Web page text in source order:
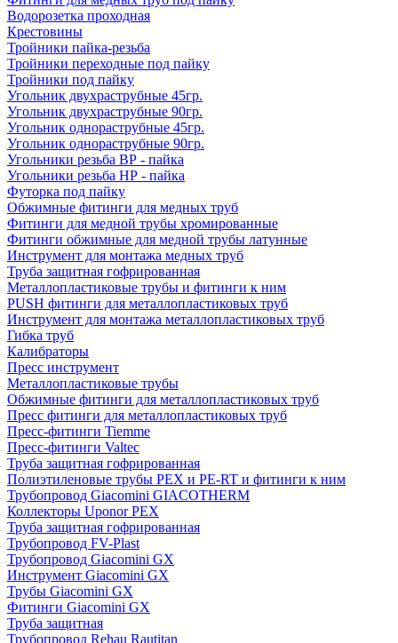
Водорозетка проходная
Крестовины
Тройники пайка-резьба
Тройники переходные под пайку
Тройники под пайку
Угольник двухраструбные 45гр.
Угольник двухраструбные 90гр.
Угольник однораструбные 45гр.
Угольник однораструбные 90гр.
Угольники резьба ВР - пайка
Угольники резьба НР - пайка
Футорка под пайку
Обжимные фитинги для медных труб
Фитинги для медной трубы хромированные
Фитинги обжимные для медной трубы латунные
Инструмент для монтажа медных труб
Труба защитная гофрированная
Металлопластиковые трубы и фитинги к ним
PUSH фитинги для металлопластиковых труб
Инструмент для монтажа металлопластиковых труб
Гибка труб
Калибраторы
Пресс инструмент
Металлопластиковые трубы
Обжимные фитинги для металлопластиковых труб
Пресс фитинги для металлопластиковых труб
Пресс-фитинги Tiemme
Пресс-фитинги Valtec
Труба защитная гофрированная
Полиэтиленовые трубы PEX и PE-RT и фитинги к ним
Трубопровод Giacomini GIACOTHERM
Коллекторы Uponor PEX
Труба защитная гофрированная
Трубопровод FV-Plast
Трубопровод Giacomini GX
Инструмент Giacomini GX
Трубы Giacomini GX
Фитинги Giacomini GX
Труба защитная
Трубопровод Rehau Rautitan